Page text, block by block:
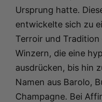
Ursprung hatte.
entwickelte sich zu
Terroir und
Winzern, die eine
ausdrücken, bis hin
Namen aus Barolo,
Champagne. Bei